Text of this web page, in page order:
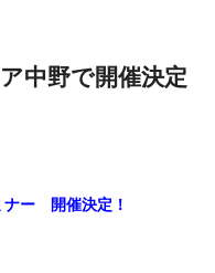
中野で開催決定
ナー 開催決定！